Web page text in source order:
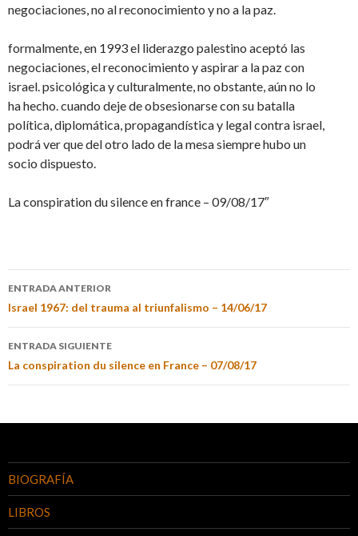
negociaciones, no al reconocimiento y no a la paz.
formalmente, en 1993 el liderazgo palestino aceptó las
negociaciones, el reconocimiento y aspirar a la paz con
israel. psicológica y culturalmente, no obstante, aún no lo
ha hecho. cuando deje de obsesionarse con su batalla
política, diplomática, propagandística y legal contra israel,
podrá ver que del otro lado de la mesa siempre hubo un
socio dispuesto.
La conspiration du silence en france – 09/08/17″
ENTRADA ANTERIOR
Israel 1967: del trauma al triunfalismo – 14/06/17
ENTRADA SIGUIENTE
La conspiration du silence en France – 07/08/17
BIOGRAFÍA
LIBROS